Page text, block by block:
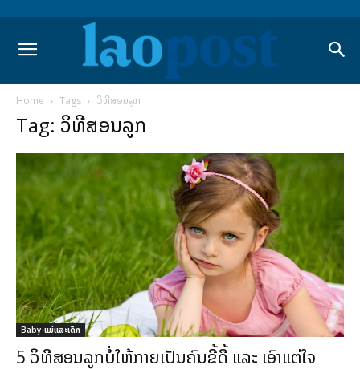
Home Tags ວິທີສອນລູກ
Tag: ວິທີສອນລູກ
Baby-ແມ່ແລະເດັກ
5 ວິທີສອນລູກບໍ່ໃຫ້ກາຍເປັນຄົນຂີ້ດື້ ແລະ ເອົາແຕ່ໃຈ